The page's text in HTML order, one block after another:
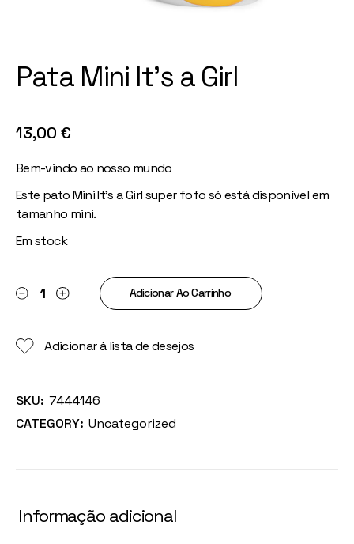
Pata Mini It’s a Girl
13,00 €
Bem-vindo ao nosso mundo
Este pato Mini It’s a Girl super fofo só está disponível em
tamanho mini.
Em stock
Pata Mini It's a Girl quantityAdicionar Ao Carrinho
Adicionar à lista de desejos
SKU: 7444146
CATEGORY: Uncategorized
Informação adicional